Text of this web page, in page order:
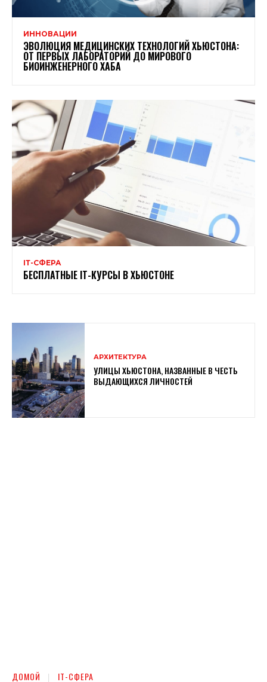
ИННОВАЦИИ
ЭВОЛЮЦИЯ МЕДИЦИНСКИХ ТЕХНОЛОГИЙ ХЬЮСТОНА:
ОТ ПЕРВЫХ ЛАБОРАТОРИЙ ДО МИРОВОГО
БИОИНЖЕНЕРНОГО ХАБА
ІТ-СФЕРА
БЕСПЛАТНЫЕ ІТ-КУРСЫ В ХЬЮСТОНЕ
АРХИТЕКТУРА
УЛИЦЫ ХЬЮСТОНА, НАЗВАННЫЕ В ЧЕСТЬ
ВЫДАЮЩИХСЯ ЛИЧНОСТЕЙ